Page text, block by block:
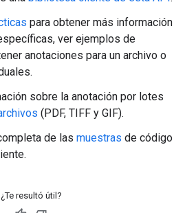
para obtener más información
ver ejemplos de
anotaciones para un archivo o
sobre la anotación por lotes
(PDF, TIFF y GIF).
de las muestras de código
¿Te resultó útil?